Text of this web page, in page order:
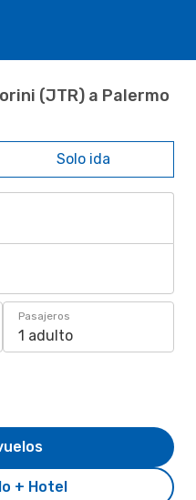
(JTR) a Palermo
Solo ida
Pasajeros
1 adulto
+ Hotel